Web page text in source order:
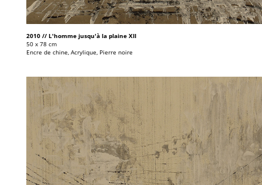
2010 // L'homme jusqu'à la plaine XII
50 x 78 cm
Encre de chine, Acrylique, Pierre noire